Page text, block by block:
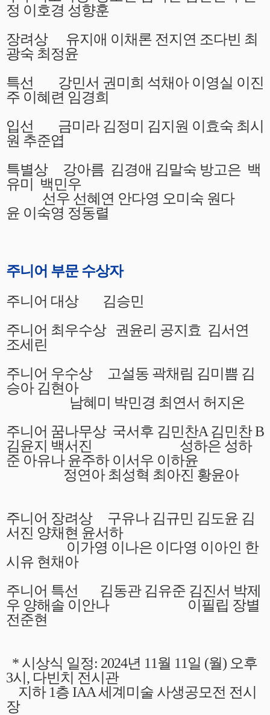
정 이호경 성향훈
장려상 유지애 이채론 전지연 조다빈 최
광숙 최정윤
특선 강민서 권미희 석채아 이영실 이진
주 이혜련 임경희
입선 금미라 김정미 김지원 이효숙 최시
원 추준엽
특별상 강아름 김경애 김말숙 방고은 백
유미 백민우
선우 선혜연 안다영 오미숙 원다
윤 이숙영 정동렬
주니어 부문 수상자
주니어 대상 김승민
주니어 최우수상 권윤리 공지효 김서연
조세린
주니어 우수상 고설동 곽채림 김미쁨 김
승아 김현아
남혜미 박민경 최연서 허지온
주니어 꿈나무상 국서후 김민찬A 김민찬 B
김윤지 백서진 성하은 성하
준 아유나 윤주하 이서우 이하윤
정연아 최성혁 최아진 황윤아
주니어 장려상 구유나 김규민 김도윤 김
서진 양채현 윤서하
이가영 이나은 이다영 이아인 한
시유 현채아
주니어 특선 김동관 김유준 김진서 박제
우 양해솔 이안나 이필립 장별
전준현
* 시상식 일정: 2024년 11월 11일 (월) 오후
3시, 다빈치 전시관
지하 1층 IAA 세계미술 사생공모전 전시
장